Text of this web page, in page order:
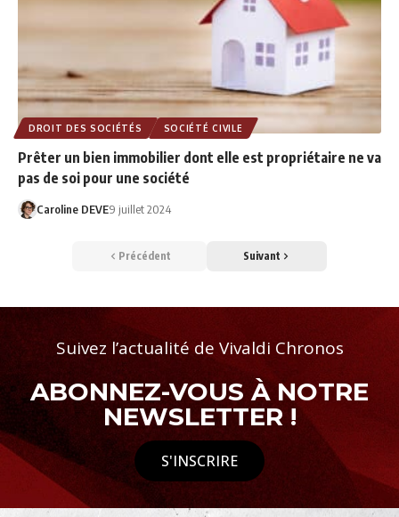
DROIT DES SOCIÉTÉS SOCIÉTÉ CIVILE
Prêter un bien immobilier dont elle est propriétaire ne va
pas de soi pour une société
Caroline DEVE9 juillet 2024
Précédent Suivant
Suivez l’actualité de Vivaldi Chronos
ABONNEZ-VOUS À NOTRE
NEWSLETTER !
S'INSCRIRE